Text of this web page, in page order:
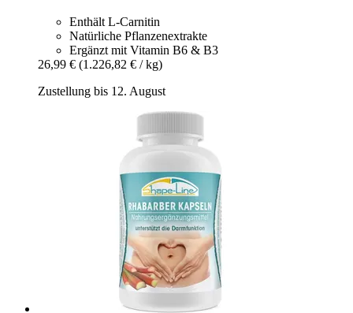
Enthält L-Carnitin
Natürliche Pflanzenextrakte
Ergänzt mit Vitamin B6 & B3
26,99 € (1.226,82 € / kg)
Zustellung bis 12. August